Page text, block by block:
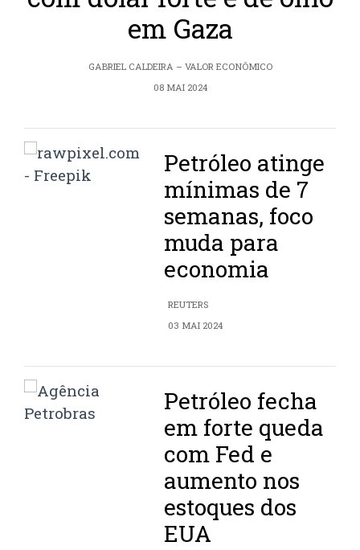
em Gaza
GABRIEL CALDEIRA – VALOR ECONÔMICO
08 MAI 2024
Petróleo atinge
mínimas de 7
semanas, foco
muda para
economia
REUTERS
03 MAI 2024
Petróleo fecha
em forte queda
com Fed e
aumento nos
estoques dos
EUA